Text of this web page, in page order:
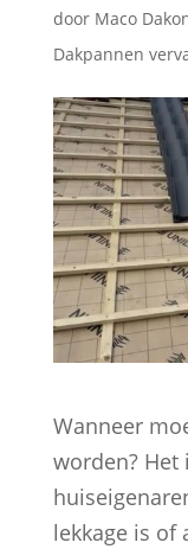
door Maco
Dakpannen
Wanneer
worden? Het
lekkage is of